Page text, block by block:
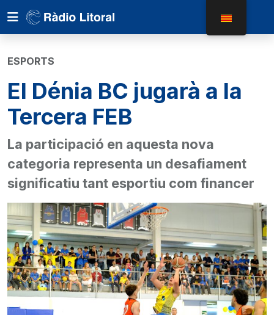
ESPORTS
El Dénia BC jugarà a la
Tercera FEB
La participació en aquesta nova
categoria representa un desafiament
significatiu tant esportiu com financer